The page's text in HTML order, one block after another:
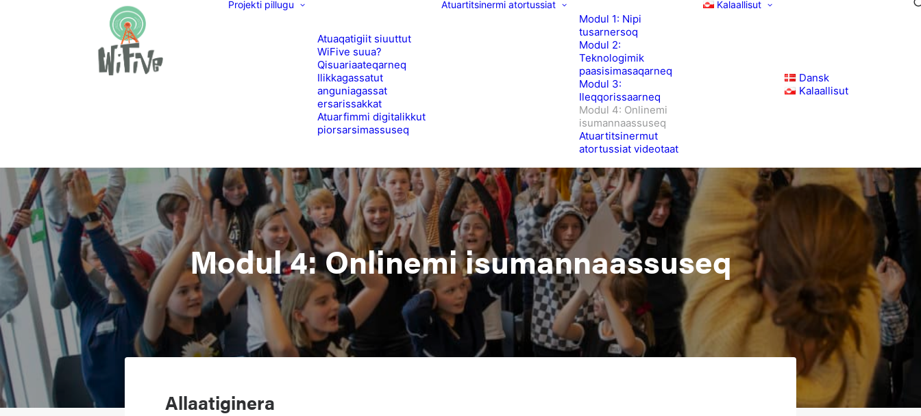
Projekti pillugu
Atuaqatigiit siuuttut
WiFive suua?
Qisuariaateqarneq
Ilikkagassatut
anguniagassat
ersarissakkat
Atuarfimmi digitalikkut
piorsarsimassuseq
Atuartitsinermi atortussiat
Modul 1: Nipi
tusarnersoq
Modul 2:
Teknologimik
paasisimasaqarneq
Modul 3:
Ileqqorissaarneq
Modul 4: Onlinemi
isumannaassuseq
Atuartitsinermut
atortussiat videotaat
Kalaallisut
Dansk
Kalaallisut
Modul 4: Onlinemi isumannaassuseq
Allaatiginera